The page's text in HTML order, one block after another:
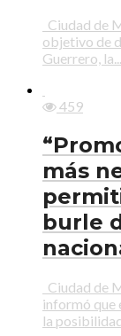
Ciudad de
objetivo de
Guerrero, la...
459
más
burle
Ciudad de
informó que
la